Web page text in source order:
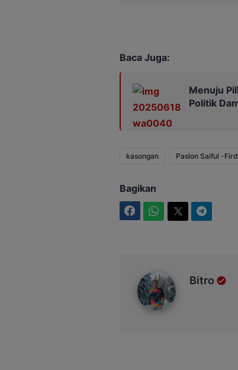
Baca Juga:
Menuju
Politik
kasongan Paslon Saiful -
Bagikan
Bitro